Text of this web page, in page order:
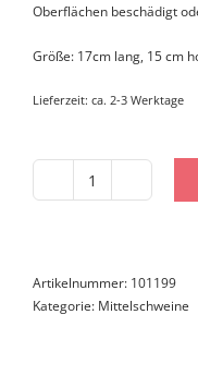
Oberflächen beschädigt
Größe: 17cm lang, 15 cm
Lieferzeit: ca. 2-3 Werktage
Mittelschwein
Artikelnummer: 101199
Kategorie: Mittelschweine